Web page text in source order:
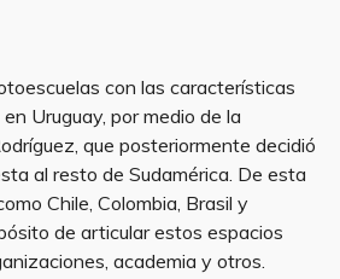
con las características
Uruguay, por medio de la
que posteriormente decidió
al resto de Sudamérica. De esta
Chile, Colombia, Brasil y
de articular estos espacios
academia y otros.